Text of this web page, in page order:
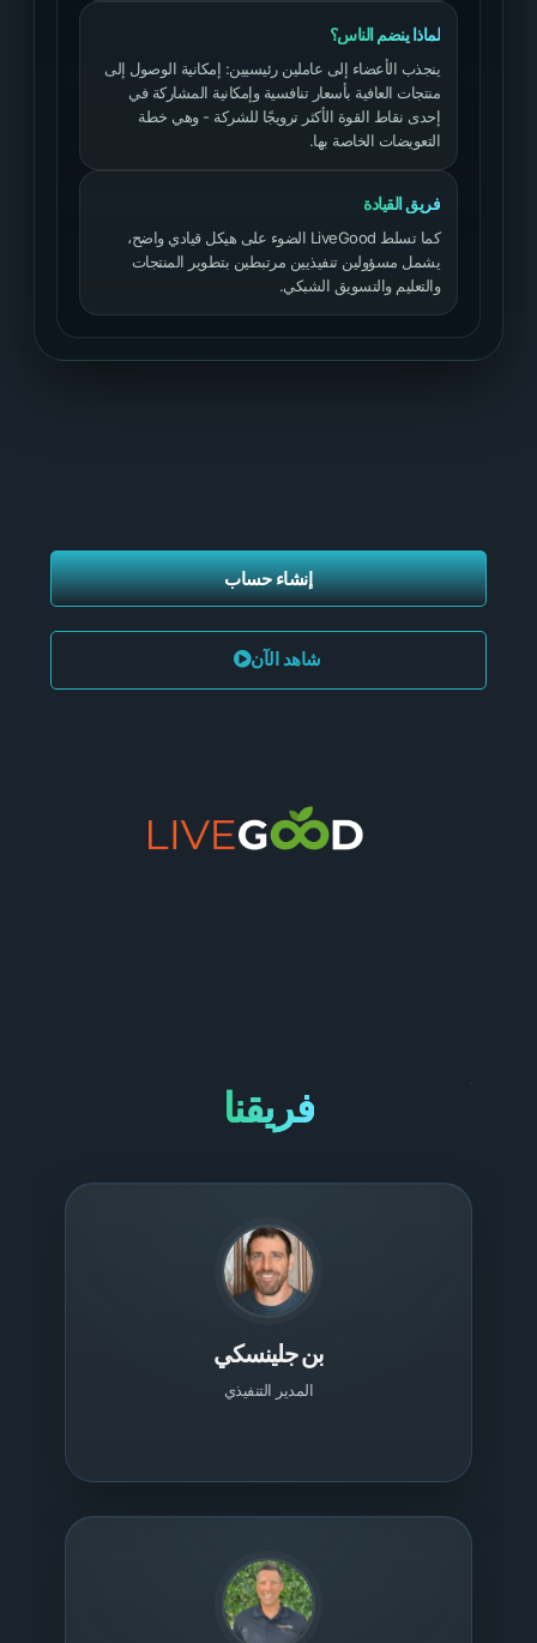
لماذا ينضم الناس؟
ينجذب الأعضاء إلى عاملين رئيسيين: إمكانية الوصول إلى
منتجات العافية بأسعار تنافسية وإمكانية المشاركة في
إحدى نقاط القوة الأكثر ترويجًا للشركة - وهي خطة
التعويضات الخاصة بها.
فريق القيادة
كما تسلط LiveGood الضوء على هيكل قيادي واضح،
يشمل مسؤولين تنفيذيين مرتبطين بتطوير المنتجات
والتعليم والتسويق الشبكي.
إنشاء حساب
شاهد الآن
فريقنا
بن جلينسكي
المدير التنفيذي